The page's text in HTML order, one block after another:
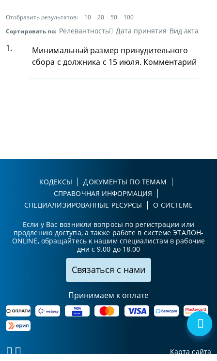
Отобразить результатов: 10 20 50
100
Сортировать по: Релевантность Дата принятия Вид акта
1.
Минимальный размер принудительного
сбора с должника с 15 июля. Комментарий
КОДЕКСЫ
ДОКУМЕНТЫ ПО ТЕМАМ
СПРАВОЧНАЯ ИНФОРМАЦИЯ
СПЕЦИАЛИЗИРОВАННЫЕ РЕСУРСЫ
О СИСТЕМЕ
Если у Вас возникли вопросы по регистрации или
продлению доступа, а также работе в системе ЭТАЛОН-
ONLINE, обращайтесь к нашим специалистам в рабочие
дни с 9.00 до 18.00
Связаться с нами
Принимаем к оплате
Карта сайта